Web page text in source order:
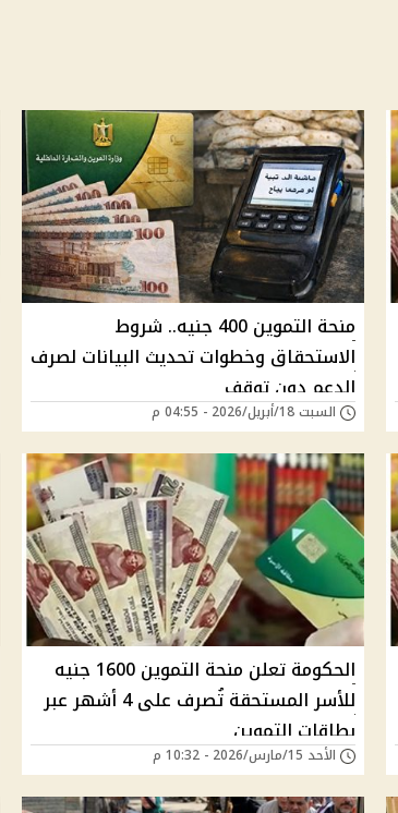
منحة التموين 400 جنيه.. شروط
الاستحقاق وخطوات تحديث البيانات لصرف
الدعم دون توقف
السبت 18/أبريل/2026 - 04:55 م
الحكومة تعلن منحة التموين 1600 جنيه
للأسر المستحقة تُصرف على 4 أشهر عبر
بطاقات التموين
الأحد 15/مارس/2026 - 10:32 م